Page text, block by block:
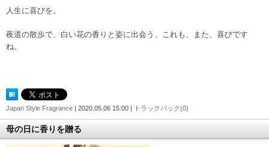
人生に喜びを。
夜道の散歩で、白い花の香りと姿に出会う、これも、また、喜びです
ね。
Japan Style Fragrance | 2020.05.06 15:00 | トラックバック(0)
母の日に香りを贈る